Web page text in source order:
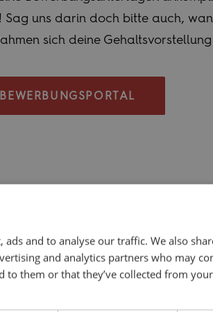
Sag uns darin doch bitte auch,
sich deine
DAS
ads and to analyse our traffic. We also
and analytics partners who may
to them or that they’ve collected from